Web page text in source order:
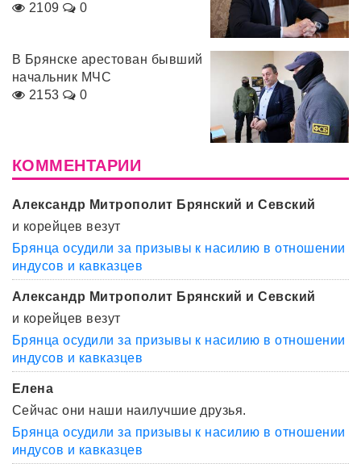
2109 0
В Брянске арестован бывший
начальник МЧС
2153
0
КОММЕНТАРИИ
Александр Митрополит Брянский и Севский
и корейцев везут
Брянца осудили за призывы к насилию в отношении
индусов и кавказцев
Александр Митрополит Брянский и Севский
и корейцев везут
Брянца осудили за призывы к насилию в отношении
индусов и кавказцев
Елена
Сейчас они наши наилучшие друзья.
Брянца осудили за призывы к насилию в отношении
индусов и кавказцев